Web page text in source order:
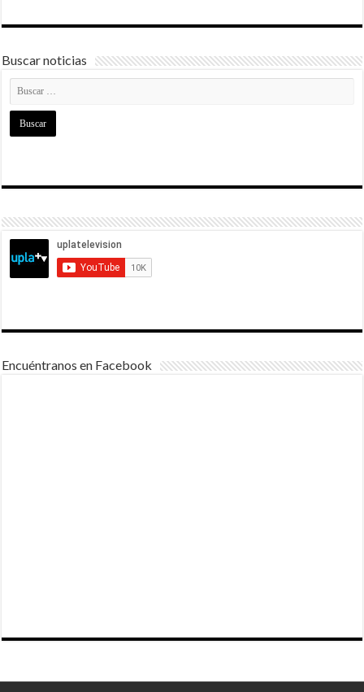
Buscar noticias
Encuéntranos en Facebook